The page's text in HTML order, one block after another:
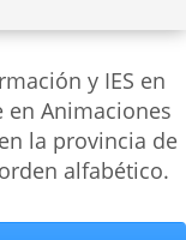
y IES en
Animaciones
la provincia de
alfabético.